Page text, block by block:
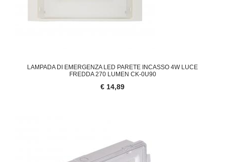
LAMPADA DI EMERGENZA LED PARETE INCASSO 4W LUCE
FREDDA 270 LUMEN CK-0U90
€ 14,89